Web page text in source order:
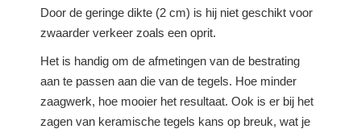
Door de geringe dikte (2 cm) is hij niet geschikt voor
zwaarder verkeer zoals een oprit.
Het is handig om de afmetingen van de bestrating
aan te passen aan die van de tegels. Hoe minder
zaagwerk, hoe mooier het resultaat. Ook is er bij het
zagen van keramische tegels kans op breuk, wat je